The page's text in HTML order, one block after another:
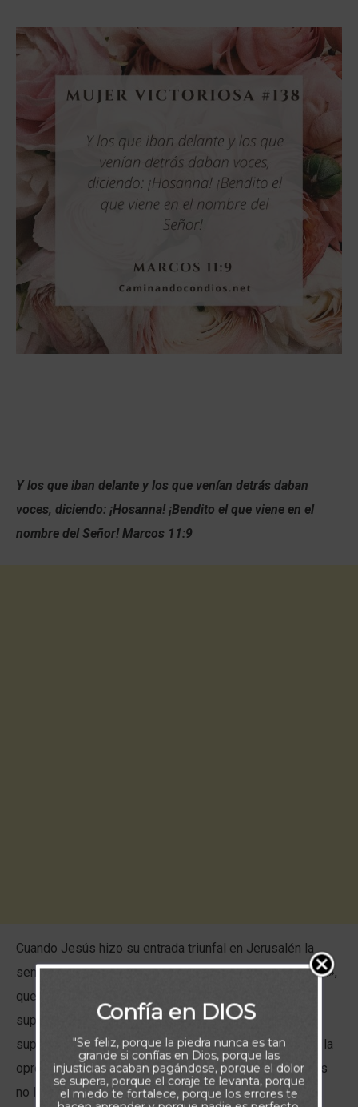
Y los que iban delante y los que venían detrás daban
voces, diciendo: ¡Hosanna! ¡Bendito el que viene en el
nombre del Señor! Marcos 11:9
Cuando Jesús hizo su entrada triunfal en Jerusalén la
semana antes de su crucifixión, la gente gritó: «Hosanna»,
que en español significa aproximadamente: «¡Te
suplicamos que nos salves!». ¿Pero de qué? Por
supuesto, sabemos que la gente pedía ser liberada de la
opresión romana. Así que debió confundirles que Jesús
no llegara montado en un caballo de guerra listo para la
Confía en DIOS
"Se feliz, porque la piedra nunca es tan
grande si confías en Dios, porque las
injusticias acaban pagándose, porque el dolor
se supera, porque el coraje te levanta, porque
el miedo te fortalece, porque los errores te